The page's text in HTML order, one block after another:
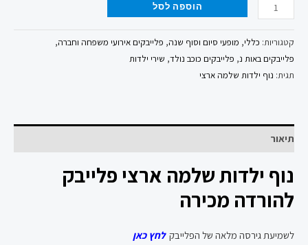
הוספה לסל
קטגוריות: כללי, מופעי סיום וסוף שנה, פלייבקים אירועי משפחה וחברה,
פלייבקים באות נ, פלייבקים כוכב נולד, שירי ילדות
תגית: נוף ילדות שלמה ארצי
תיאור
נוף ילדות שלמה ארצי פלייבק
להורדה מכירה
לשמיעת גירסה מלאה של הפלייבקלחץ כאן